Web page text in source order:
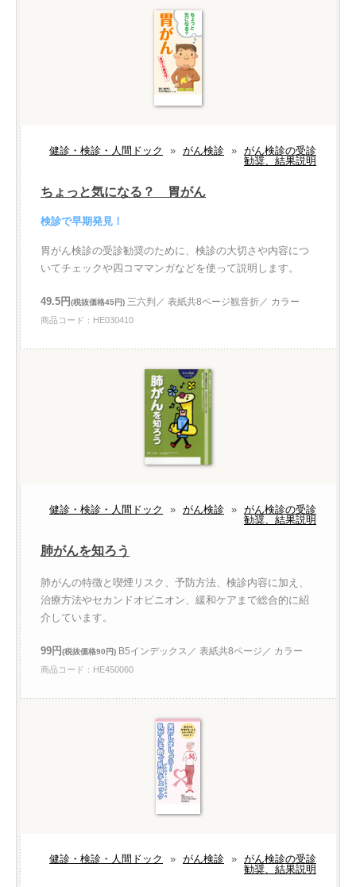
健診・検診・人間ドック » がん検診 » がん検診の受診
勧奨、結果説明
ちょっと気になる？ 胃がん
検診で早期発見！
胃がん検診の受診勧奨のために、検診の大切さや内容につ
いてチェックや四コママンガなどを使って説明します。
49.5円(税抜価格45円) 三六判／ 表紙共8ページ観音折／ カラー
商品コード：HE030410
健診・検診・人間ドック » がん検診 » がん検診の受診
勧奨、結果説明
肺がんを知ろう
肺がんの特徴と喫煙リスク、予防方法、検診内容に加え、
治療方法やセカンドオピニオン、緩和ケアまで総合的に紹
介しています。
99円(税抜価格90円) B5インデックス／ 表紙共8ページ／ カラー
商品コード：HE450060
健診・検診・人間ドック » がん検診 » がん検診の受診
勧奨、結果説明